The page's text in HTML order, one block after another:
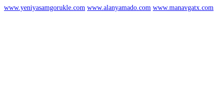
www.yeniyasamgorukle.com www.alanyamado.com www.manavgatx.com